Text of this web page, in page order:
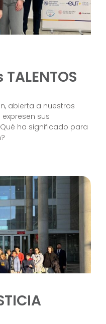
abierta a nuestros
sus
ha significado para